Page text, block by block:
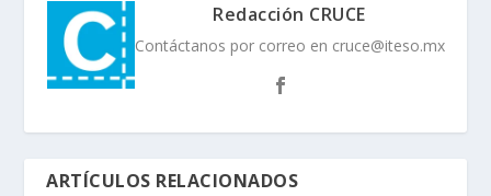
Redacción CRUCE
Contáctanos por correo en cruce@iteso.mx
ARTÍCULOS RELACIONADOS